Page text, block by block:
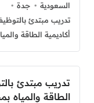
السعودية
جدة
تدريب مبتدئ
أكاديمية الطاقة
تدريب مبتدئ
الطاقة والمياه